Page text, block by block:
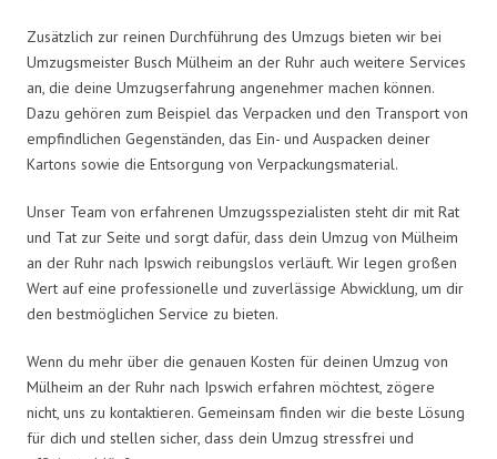
Zusätzlich zur reinen Durchführung des Umzugs bieten wir bei
Umzugsmeister Busch Mülheim an der Ruhr auch weitere Services
an, die deine Umzugserfahrung angenehmer machen können.
Dazu gehören zum Beispiel das Verpacken und den Transport von
empfindlichen Gegenständen, das Ein- und Auspacken deiner
Kartons sowie die Entsorgung von Verpackungsmaterial.
Unser Team von erfahrenen Umzugsspezialisten steht dir mit Rat
und Tat zur Seite und sorgt dafür, dass dein Umzug von Mülheim
an der Ruhr nach Ipswich reibungslos verläuft. Wir legen großen
Wert auf eine professionelle und zuverlässige Abwicklung, um dir
den bestmöglichen Service zu bieten.
Wenn du mehr über die genauen Kosten für deinen Umzug von
Mülheim an der Ruhr nach Ipswich erfahren möchtest, zögere
nicht, uns zu kontaktieren. Gemeinsam finden wir die beste Lösung
für dich und stellen sicher, dass dein Umzug stressfrei und